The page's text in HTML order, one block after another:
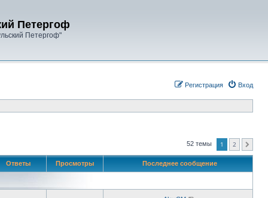
Петергоф
Петергоф"
Вход
Регистрация
52 темы 1 2
Ответы Просмотры Последнее сообщение